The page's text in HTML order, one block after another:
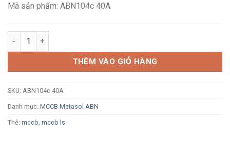
Mã sản phẩm: ABN104c 40A
MCCB LS ABN104c 4P 40A 22kA số lượng
THÊM VÀO GIỎ HÀNG
SKU: ABN104c 40A
Danh mục: MCCB Metasol ABN
Thẻ: mccb mccb ls